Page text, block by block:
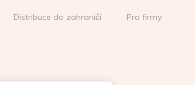
Distribuce do zahraničí Pro firmy